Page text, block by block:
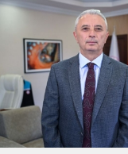
Devamını Oku ->